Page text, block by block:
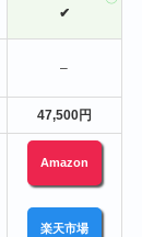
✔
–
47,500円
Amazon
楽天市場